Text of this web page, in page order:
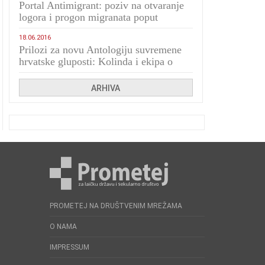
Portal Antimigrant: poziv na otvaranje
logora i progon migranata poput
18.06.2016
Prilozi za novu Antologiju suvremene
hrvatske gluposti: Kolinda i ekipa o
ARHIVA
PROMETEJ NA DRUŠTVENIM MREŽAMA
O NAMA
IMPRESSUM